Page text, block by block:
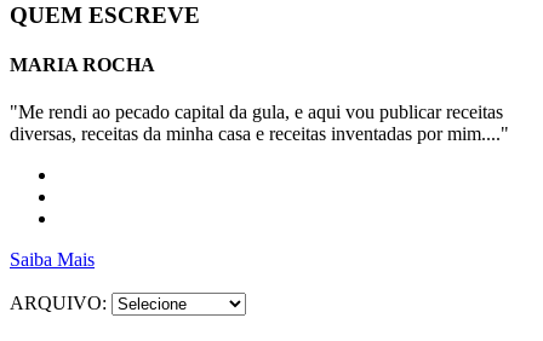
QUEM ESCREVE
MARIA ROCHA
"Me rendi ao pecado capital da gula, e aqui vou publicar receitas
diversas, receitas da minha casa e receitas inventadas por mim...."
Saiba Mais
ARQUIVO: